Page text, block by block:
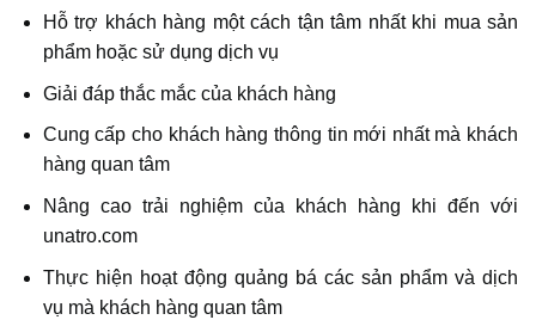
Hỗ trợ khách hàng một cách tận tâm nhất khi mua sản
phẩm hoặc sử dụng dịch vụ
Giải đáp thắc mắc của khách hàng
Cung cấp cho khách hàng thông tin mới nhất mà khách
hàng quan tâm
Nâng cao trải nghiệm của khách hàng khi đến với
unatro.com
Thực hiện hoạt động quảng bá các sản phẩm và dịch
vụ mà khách hàng quan tâm